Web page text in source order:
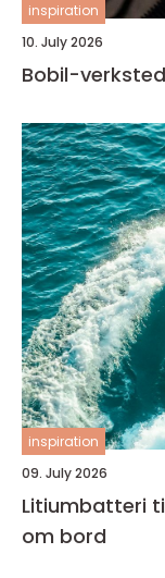
inspiration
10. July 2026
Bobil-
inspiration
09. July 2026
Litiumbatteri
om bord